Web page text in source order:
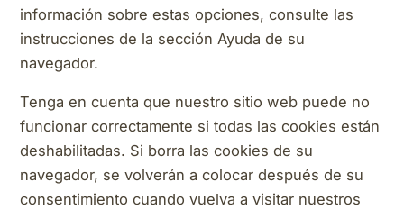
información sobre estas opciones, consulte las
instrucciones de la sección Ayuda de su
navegador.
Tenga en cuenta que nuestro sitio web puede no
funcionar correctamente si todas las cookies están
deshabilitadas. Si borra las cookies de su
navegador, se volverán a colocar después de su
consentimiento cuando vuelva a visitar nuestros